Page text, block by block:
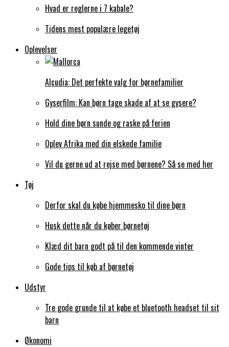
Hvad er reglerne i 7 kabale?
Tidens mest populære legetøj
Oplevelser
Alcudia: Det perfekte valg for børnefamilier
Gyserfilm: Kan børn tage skade af at se gysere?
Hold dine børn sunde og raske på ferien
Oplev Afrika med din elskede familie
Vil du gerne ud at rejse med børnene? Så se med her
Tøj
Derfor skal du købe hjemmesko til dine børn
Husk dette når du køber børnetøj
Klæd dit barn godt på til den kommende vinter
Gode tips til køb af børnetøj
Udstyr
Tre gode grunde til at købe et bluetooth headset til sit
barn
Økonomi